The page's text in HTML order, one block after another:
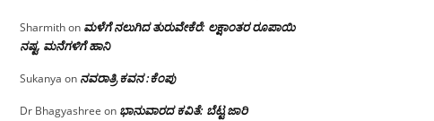
Sharmithon ಮಳೆಗೆ ನಲುಗಿದ ತುರುವೇಕೆರೆ: ಲಕ್ಷಾಂತರ ರೂಪಾಯಿ
ನಷ್ಟ, ಮನೆಗಳಿಗೆ ಹಾನಿ
Sukanya on ನವರಾತ್ರಿ ಕವನ :ಕೆಂಪು
Dr Bhagyashree on ಭಾನುವಾರದ ಕವಿತೆ: ಬೆಟ್ಟ ಜಾರಿ